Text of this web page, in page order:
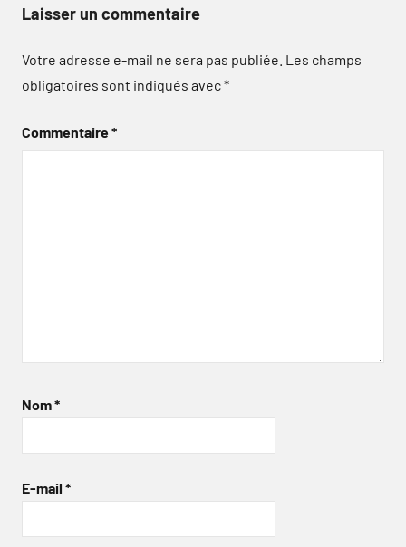
Laisser un commentaire
Votre adresse e-mail ne sera pas publiée. Les champs
obligatoires sont indiqués avec*
Commentaire*
Nom*
E-mail *